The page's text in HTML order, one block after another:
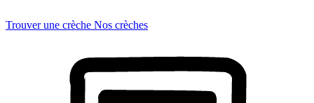
Trouver une crèche Nos crèches